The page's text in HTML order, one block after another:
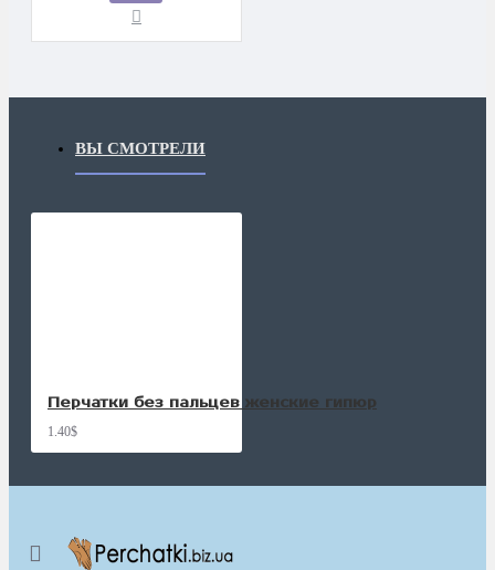
ВЫ СМОТРЕЛИ
Перчатки без пальцев женские гипюр
1.40$